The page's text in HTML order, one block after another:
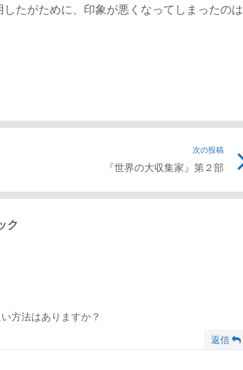
たがために、印象が悪くなってしまったのは
次の投稿
『世界の大収集家』第２部
ク
方法はありますか？
返信